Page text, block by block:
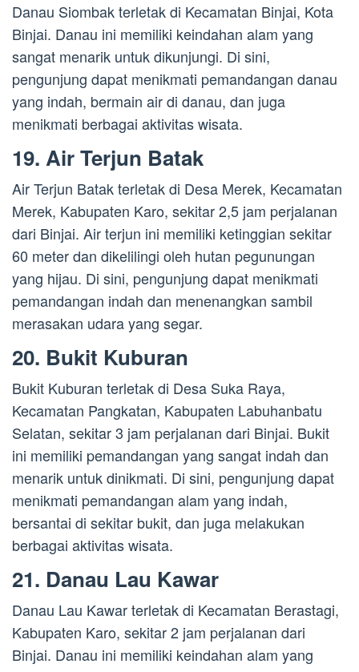
Danau Siombak terletak di Kecamatan Binjai, Kota
Binjai. Danau ini memiliki keindahan alam yang
sangat menarik untuk dikunjungi. Di sini,
pengunjung dapat menikmati pemandangan danau
yang indah, bermain air di danau, dan juga
menikmati berbagai aktivitas wisata.
19. Air Terjun Batak
Air Terjun Batak terletak di Desa Merek, Kecamatan
Merek, Kabupaten Karo, sekitar 2,5 jam perjalanan
dari Binjai. Air terjun ini memiliki ketinggian sekitar
60 meter dan dikelilingi oleh hutan pegunungan
yang hijau. Di sini, pengunjung dapat menikmati
pemandangan indah dan menenangkan sambil
merasakan udara yang segar.
20. Bukit Kuburan
Bukit Kuburan terletak di Desa Suka Raya,
Kecamatan Pangkatan, Kabupaten Labuhanbatu
Selatan, sekitar 3 jam perjalanan dari Binjai. Bukit
ini memiliki pemandangan yang sangat indah dan
menarik untuk dinikmati. Di sini, pengunjung dapat
menikmati pemandangan alam yang indah,
bersantai di sekitar bukit, dan juga melakukan
berbagai aktivitas wisata.
21. Danau Lau Kawar
Danau Lau Kawar terletak di Kecamatan Berastagi,
Kabupaten Karo, sekitar 2 jam perjalanan dari
Binjai. Danau ini memiliki keindahan alam yang